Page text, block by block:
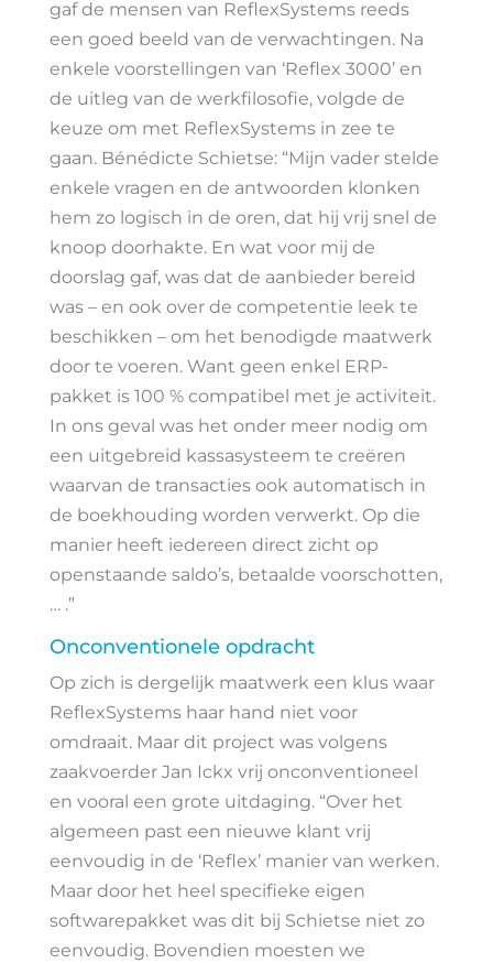
gaf de mensen van ReflexSystems reeds
een goed beeld van de verwachtingen. Na
enkele voorstellingen van ‘Reflex 3000’ en
de uitleg van de werkfilosofie, volgde de
keuze om met ReflexSystems in zee te
gaan. Bénédicte Schietse: “Mijn vader stelde
enkele vragen en de antwoorden klonken
hem zo logisch in de oren, dat hij vrij snel de
knoop doorhakte. En wat voor mij de
doorslag gaf, was dat de aanbieder bereid
was – en ook over de competentie leek te
beschikken – om het benodigde maatwerk
door te voeren. Want geen enkel ERP-
pakket is 100 % compatibel met je activiteit.
In ons geval was het onder meer nodig om
een uitgebreid kassasysteem te creëren
waarvan de transacties ook automatisch in
de boekhouding worden verwerkt. Op die
manier heeft iedereen direct zicht op
openstaande saldo’s, betaalde voorschotten,
… .”
Onconventionele opdracht
Op zich is dergelijk maatwerk een klus waar
ReflexSystems haar hand niet voor
omdraait. Maar dit project was volgens
zaakvoerder Jan Ickx vrij onconventioneel
en vooral een grote uitdaging. “Over het
algemeen past een nieuwe klant vrij
eenvoudig in de ‘Reflex’ manier van werken.
Maar door het heel specifieke eigen
softwarepakket was dit bij Schietse niet zo
eenvoudig. Bovendien moesten we